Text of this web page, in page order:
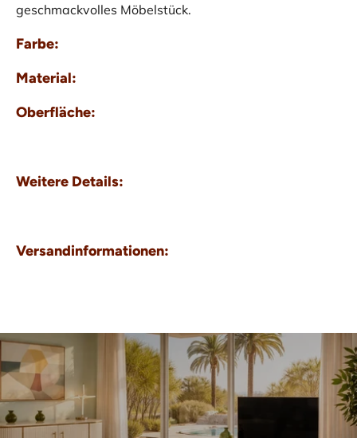
geschmackvolles Möbelstück.
Farbe:
Material:
Oberfläche:
Weitere Details:
Versandinformationen: